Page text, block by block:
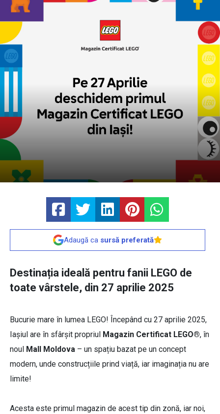
Adaugă ca sursă preferată
Destinația ideală pentru fanii LEGO de
toate vârstele, din 27 aprilie 2025
Bucurie mare în lumea LEGO! Începând cu 27 aprilie 2025,
Iașiul are în sfârșit propriul Magazin Certificat LEGO®, în
noul Mall Moldova – un spațiu bazat pe un concept
modern, unde construcțiile prind viață, iar imaginația nu are
limite!
Acesta este primul magazin de acest tip din zonă, iar noi,